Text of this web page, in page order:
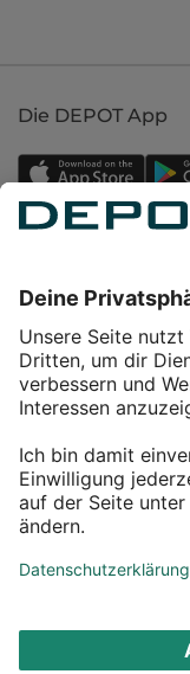
Die DEPOT App
Service
Über DEPOT
Kontakt